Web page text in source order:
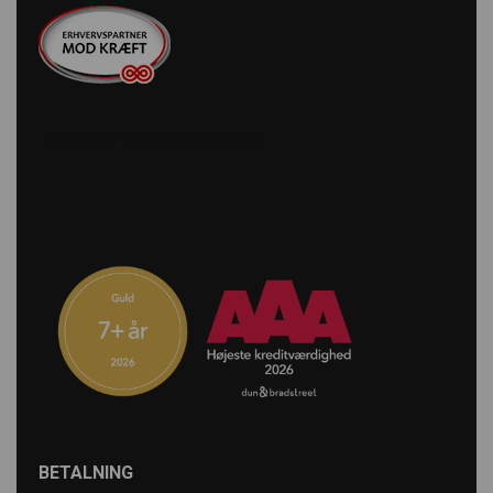
entreprenörer och företag inom byggbranschen. Vi är
stolta över att vara en del av våra kunders framgång
genom att säkerställa att deras maskiner fungerar
skillnaden vi kan göra för ditt företag.
BETALNING